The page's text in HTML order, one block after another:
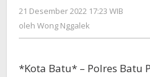
Dua
21 Desember 2022 17:23 WIB
oleh Wong Nggalek
*Kota Batu* – Polres Batu